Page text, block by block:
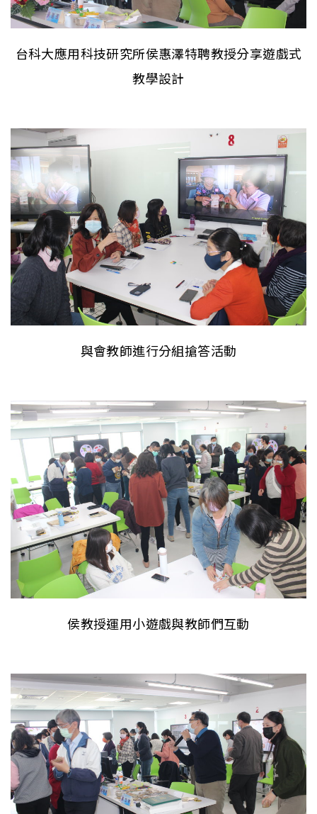
台科大應用科技研究所侯惠澤特聘教授分享遊戲式
教學設計
與會教師進行分組搶答活動
侯教授運用小遊戲與教師們互動